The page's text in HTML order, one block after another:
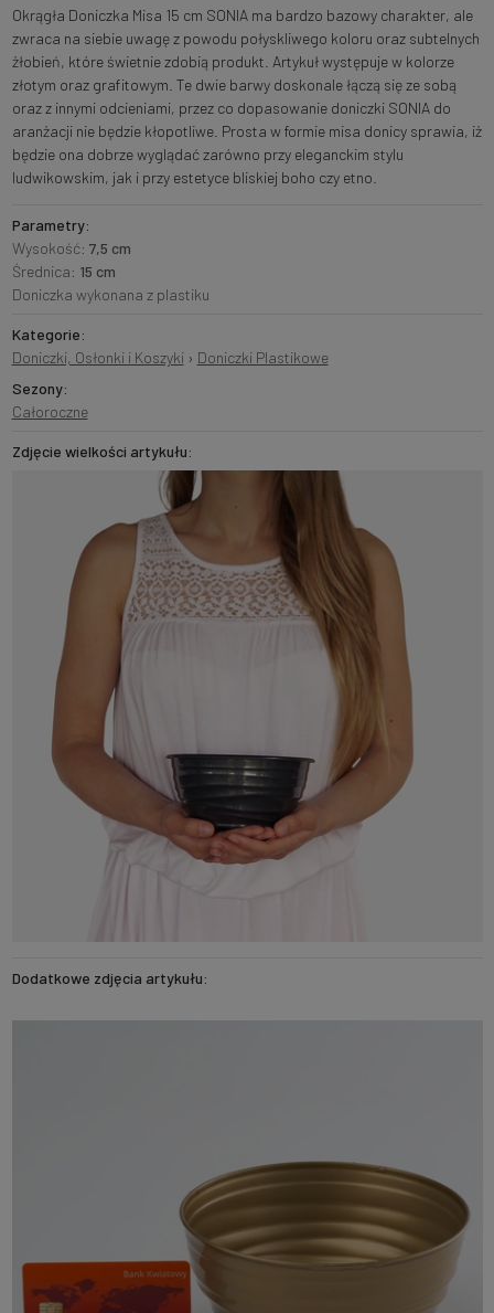
Okrągła Doniczka Misa 15 cm SONIA ma bardzo bazowy charakter, ale
zwraca na siebie uwagę z powodu połyskliwego koloru oraz subtelnych
żłobień, które świetnie zdobią produkt. Artykuł występuje w kolorze
złotym oraz grafitowym. Te dwie barwy doskonale łączą się ze sobą
oraz z innymi odcieniami, przez co dopasowanie doniczki SONIA do
aranżacji nie będzie kłopotliwe. Prosta w formie misa donicy sprawia, iż
będzie ona dobrze wyglądać zarówno przy eleganckim stylu
ludwikowskim, jak i przy estetyce bliskiej boho czy etno.
Parametry:
Wysokość: 7,5 cm
Średnica: 15 cm
Doniczka wykonana z plastiku
Kategorie:
Doniczki, Osłonki i Koszyki› Doniczki Plastikowe
Sezony:
Całoroczne
Zdjęcie wielkości artykułu:
Dodatkowe zdjęcia artykułu: